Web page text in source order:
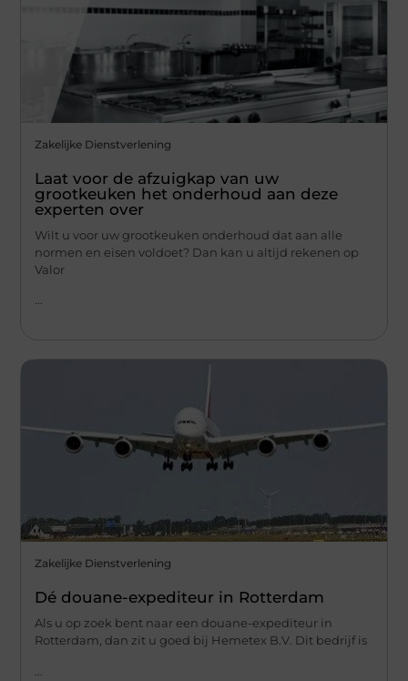
Zakelijke Dienstverlening
Laat voor de afzuigkap van uw
grootkeuken het onderhoud aan deze
experten over
Wilt u voor uw grootkeuken onderhoud dat aan alle
normen en eisen voldoet? Dan kan u altijd rekenen op
Valor
...
Zakelijke Dienstverlening
Dé douane-expediteur in Rotterdam
Als u op zoek bent naar een douane-expediteur in
Rotterdam, dan zit u goed bij Hemetex B.V. Dit bedrijf is